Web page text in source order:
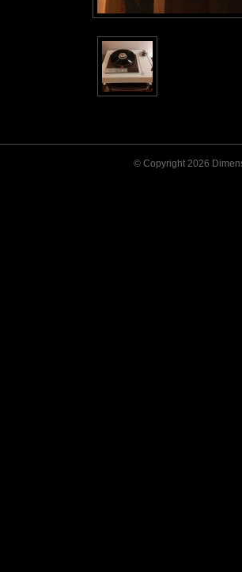
© Copyright 2026